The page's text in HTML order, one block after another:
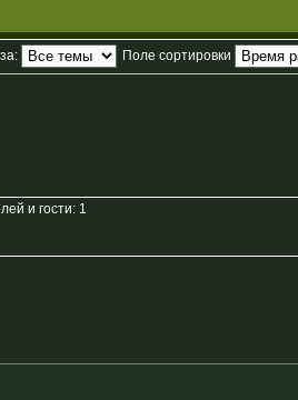
Поле сортировки
и гости: 1